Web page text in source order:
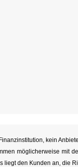
kein
möglicherweise mit
liegt den Kunden an, die